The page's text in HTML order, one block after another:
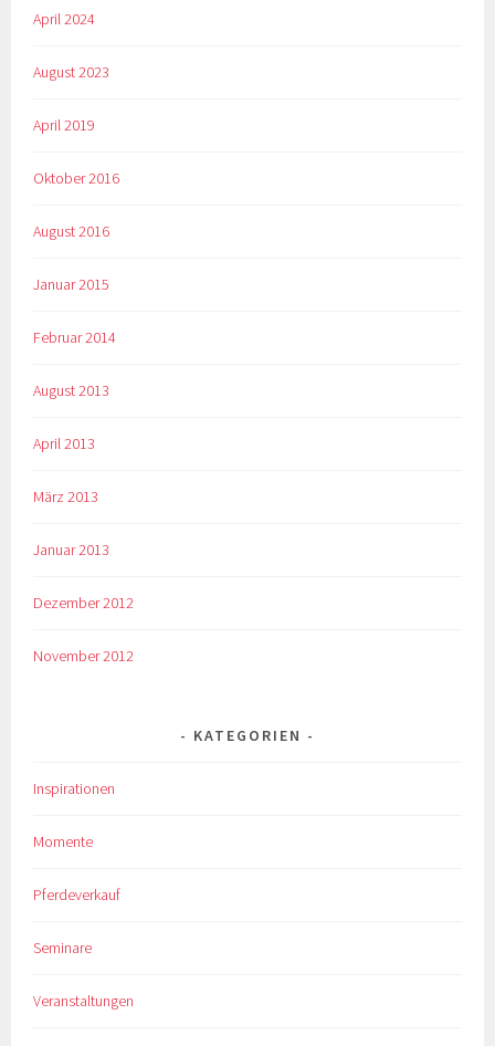
April 2024
August 2023
April 2019
Oktober 2016
August 2016
Januar 2015
Februar 2014
August 2013
April 2013
März 2013
Januar 2013
Dezember 2012
November 2012
KATEGORIEN
Inspirationen
Momente
Pferdeverkauf
Seminare
Veranstaltungen